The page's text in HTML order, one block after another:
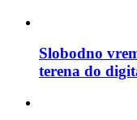
Slobodno
terena do